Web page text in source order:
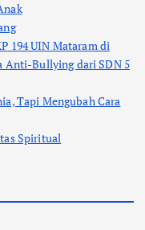
194 UIN Mataram di
Anti-Bullying dari SDN 5
Tapi Mengubah Cara
Spiritual